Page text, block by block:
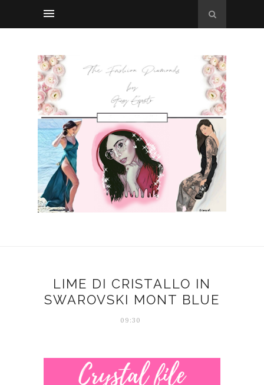
LIME DI CRISTALLO IN
SWAROVSKI MONT BLUE
09:30